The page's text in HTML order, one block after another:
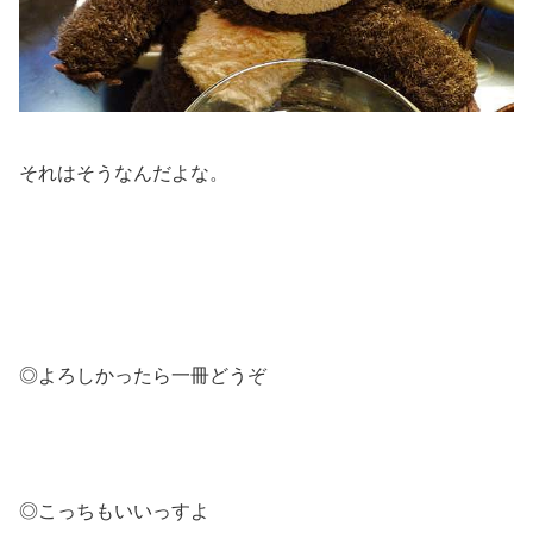
それはそうなんだよな。
◎よろしかったら一冊どうぞ
◎こっちもいいっすよ